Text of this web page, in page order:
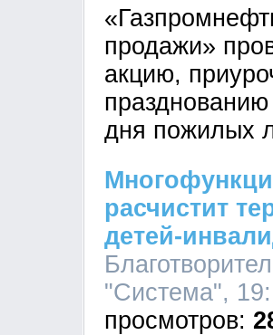
продажи»
акцию,
дня пожилых
расчистит
детей-
"Система",